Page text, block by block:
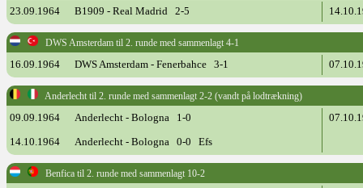
23.09.1964 B1909 - Real Madrid 2-5
DWS Amsterdam til 2. runde med sammenlagt 4-1
16.09.1964 DWS Amsterdam - Fenerbahce 3-1
Anderlecht til 2. runde med sammenlagt 2-2 (vandt på lodtrækning)
09.09.1964 Anderlecht - Bologna 1-0
14.10.1964
Anderlecht - Bologna 0-0 Efs
Benfica til 2. runde med sammenlagt 10-2